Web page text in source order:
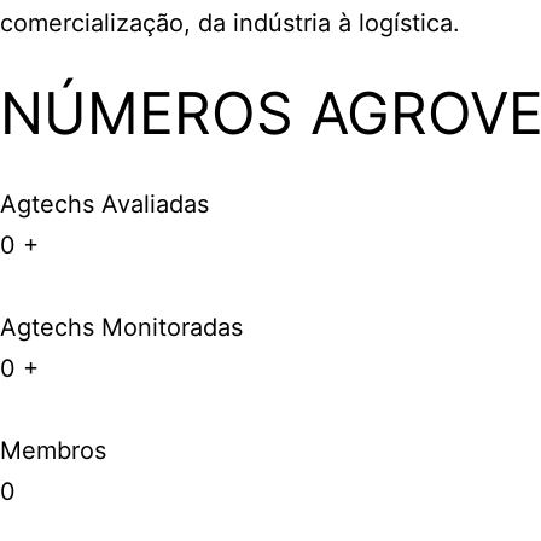
comercialização, da indústria à logística.
NÚMEROS
Agtechs Avaliadas
0 +
Agtechs Monitoradas
0 +
Membros
0